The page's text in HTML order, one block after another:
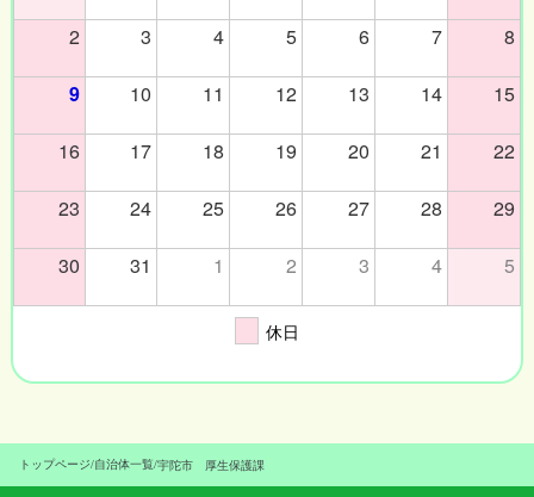
2 3 4 5 6 7 8
9 10 11 12 13 14 15
16 17 18 19 20 21 22
23 24 25 26 27 28 29
30 31 1 2 3 4 5
休日
トップページ/自治体一覧/宇陀市 厚生保護課